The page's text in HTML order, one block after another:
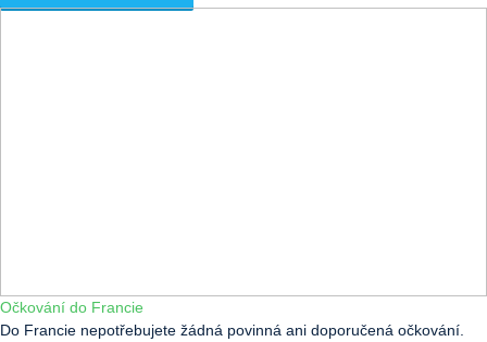
Očkování do Francie
Do Francie nepotřebujete žádná povinná ani doporučená očkování.